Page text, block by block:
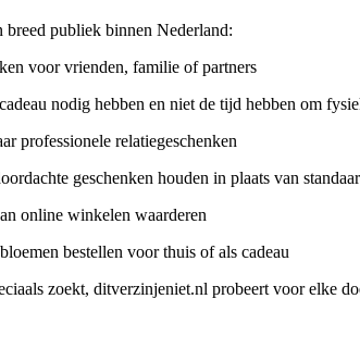
publiek binnen Nederland:
voor vrienden, familie of partners
nodig hebben en niet de tijd hebben om
professionele relatiegeschenken
geschenken houden in plaats van
online winkelen waarderen
bestellen voor thuis of als cadeau
zoekt, ditverzinjeniet.nl probeert voor elke